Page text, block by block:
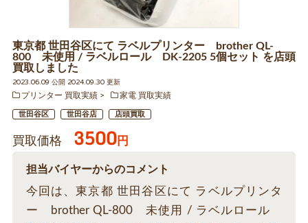
東京都 世田谷区にて ラベルプリンター brother QL-
800 未使用 / ラベルロール DK-2205 5個セット を店頭
買取しました
2023.06.09 公開 2024.09.30 更新
プリンター 買取実績
家電 買取実績
世田谷区 世田谷店 店頭買取
買取価格 3500円
担当バイヤーからのコメント
今回は、東京都 世田谷区にて ラベルプリンタ
ー brother QL-800 未使用 / ラベルロール